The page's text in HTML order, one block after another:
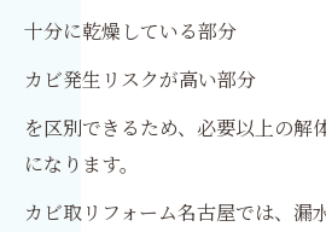
十分に乾燥している部分
カビ発生リスクが高い部分
を区別できるため、必要以上の解
になります。
カビ取リフォーム名古屋では、漏